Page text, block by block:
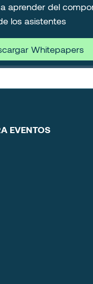
aprender del
los asistentes
Whitepapers
EVENTOS